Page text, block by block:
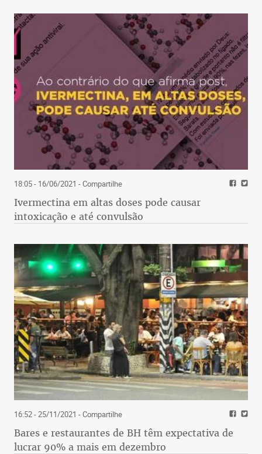
18:05 - 16/06/2021 - Compartilhe
Ivermectina em altas doses pode causar
intoxicação e até convulsão
16:52 - 25/11/2021 - Compartilhe
Bares e restaurantes de BH têm expectativa de
lucrar 90% a mais em dezembro